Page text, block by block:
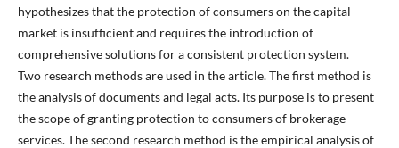
hypothesizes that the protection of consumers on the capital
market is insufficient and requires the introduction of
comprehensive solutions for a consistent protection system.
Two research methods are used in the article. The first method is
the analysis of documents and legal acts. Its purpose is to present
the scope of granting protection to consumers of brokerage
services. The second research method is the empirical analysis of